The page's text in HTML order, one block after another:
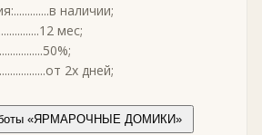
наличии;
мес;
2х дней;
«ЯРМАРОЧНЫЕ ДОМИКИ»